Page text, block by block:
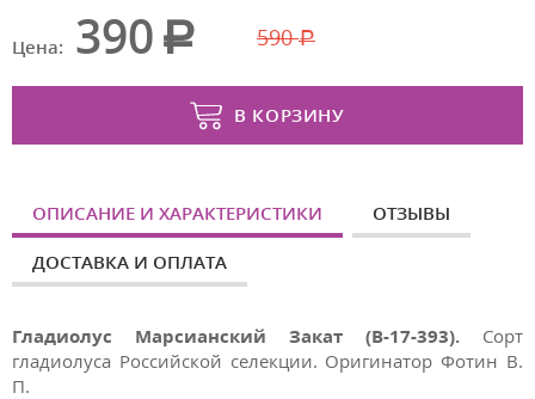
Цена: 390 590
В КОРЗИНУ
ОПИСАНИЕ И ХАРАКТЕРИСТИКИ ОТЗЫВЫ
ДОСТАВКА И ОПЛАТА
Гладиолус Марсианский Закат (В-17-393). Сорт
гладиолуса Российской селекции. Оригинатор Фотин В.
П.